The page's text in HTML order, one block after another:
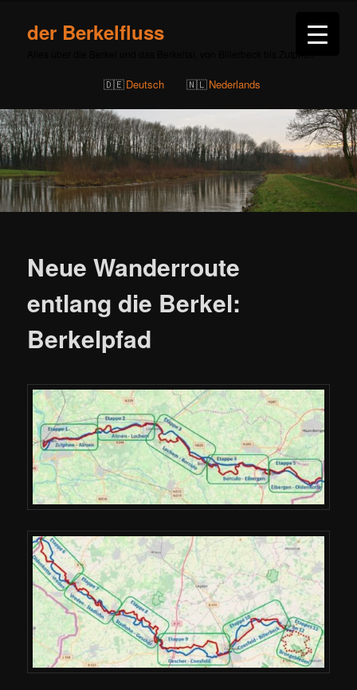
der Berkelfluss
Deutsch Nederlands
Neue Wanderroute
entlang die Berkel:
Berkelpfad